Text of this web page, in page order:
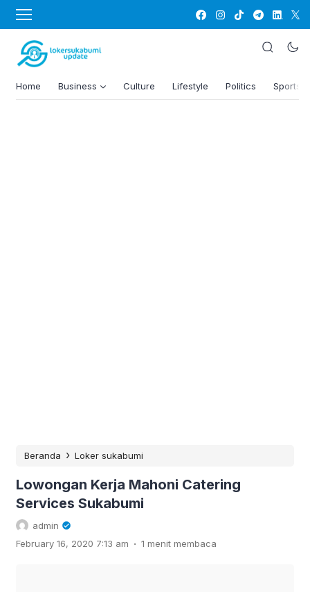
Home Business Culture Lifestyle Politics Sports
Beranda › Loker sukabumi
Lowongan Kerja Mahoni Catering
Services Sukabumi
admin
February 16, 2020 7:13 am . 1 menit membaca